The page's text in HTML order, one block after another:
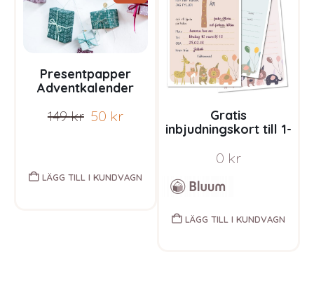
Presentpapper
Adventkalender
149kr 50 kr
LÄGG TILL I KUNDVAGN
Gratis
inbjudningskort till 1-
0 kr
LÄGG TILL I KUNDVAGN